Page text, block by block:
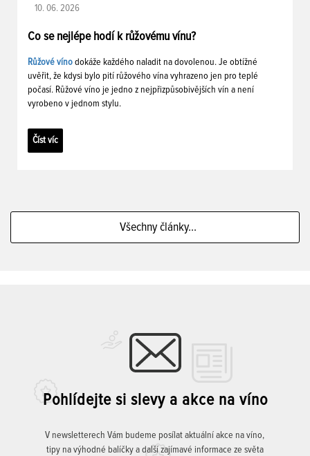
10. 06. 2026
Co se nejlépe hodí k růžovému vínu?
Růžové víno dokáže každého naladit na dovolenou. Je obtížné
uvěřit, že kdysi bylo pití růžového vína vyhrazeno jen pro teplé
počasí. Růžové víno je jedno z nejpřizpůsobivějších vín a není
vyrobeno v jednom stylu.
Číst víc
Všechny články...
Pohlídejte si slevy a akce na víno
V newsletterech Vám budeme posílat aktuální akce na víno,
tipy na výhodné balíčky a další zajímavé informace ze světa